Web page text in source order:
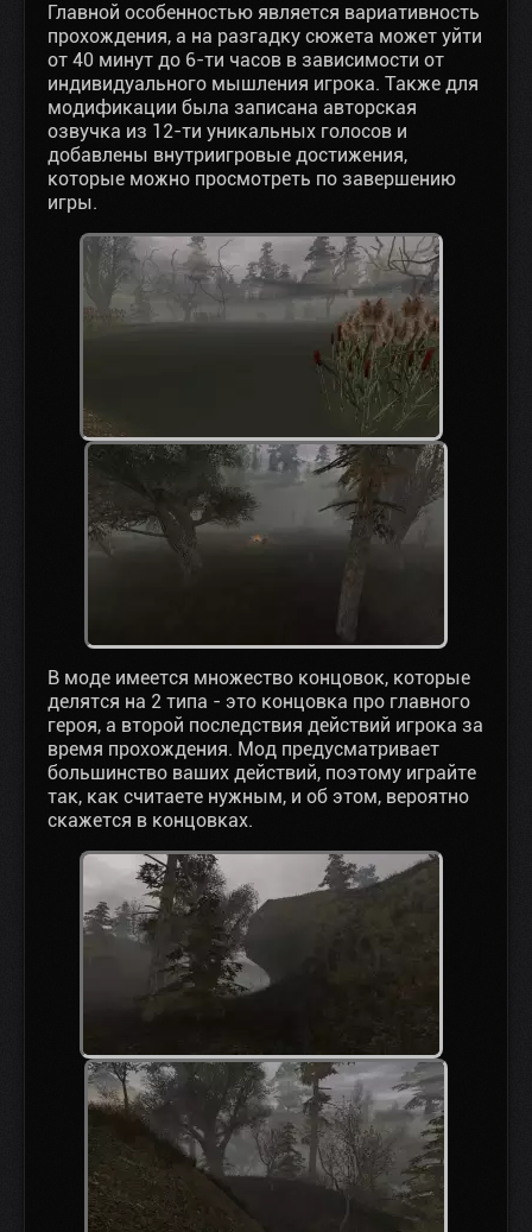
Главной особенностью является вариативность
прохождения, а на разгадку сюжета может уйти
от 40 минут до 6-ти часов в зависимости от
индивидуального мышления игрока. Также для
модификации была записана авторская
озвучка из 12-ти уникальных голосов и
добавлены внутриигровые достижения,
которые можно просмотреть по завершению
игры.
В моде имеется множество концовок, которые
делятся на 2 типа - это концовка про главного
героя, а второй последствия действий игрока за
время прохождения. Мод предусматривает
большинство ваших действий, поэтому играйте
так, как считаете нужным, и об этом, вероятно
скажется в концовках.